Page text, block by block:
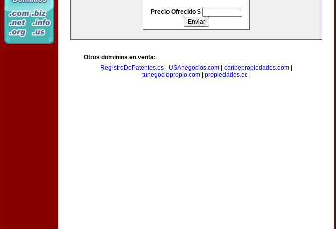
Precio Ofrecido $
Otros dominios en venta:
RegistroDePatentes.es
USAnegocios.com caribepropiedades.com
tunegociopropio.com| propiedades.ec|